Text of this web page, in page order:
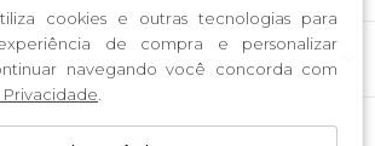
cookies e outras tecnologias para
de compra e personalizar
navegando você concorda com